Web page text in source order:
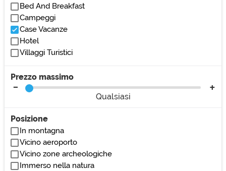
Bed And Breakfast
Campeggi
Case Vacanze
Hotel
Villaggi Turistici
Prezzo massimo
Qualsiasi
Posizione
In montagna
Vicino aeroporto
Vicino zone archeologiche
Immerso nella natura